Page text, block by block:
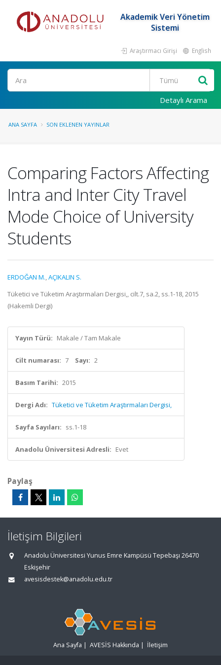
Akademik Veri Yönetim
Sistemi
Araştırmacı Girişi English
Ara
Detaylı Arama
ANA SAYFA SON EKLENEN YAYINLAR
Comparing Factors Affecting
Intra and Inter City Travel
Mode Choice of University
Students
ERDOĞAN M.,AÇIKALIN S.
Tüketici ve Tüketim Araştırmaları Dergisi,, cilt.7, sa.2, ss.1-18, 2015
(Hakemli Dergi)
Yayın Türü: Makale / Tam Makale
Cilt numarası: 7 Sayı: 2
Basım Tarihi: 2015
Dergi Adı: Tüketici ve Tüketim Araştırmaları Dergisi,
Sayfa Sayıları: ss.1-18
Anadolu Üniversitesi Adresli: Evet
Paylaş
İletişim Bilgileri
Anadolu Üniversitesi Yunus Emre Kampüsü Tepebaşı 26470
Eskişehir
avesisdestek@anadolu.edu.tr
Ana Sayfa | AVESİS Hakkında | İletişim